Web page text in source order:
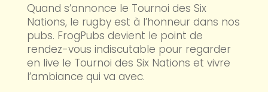
Quand s’annonce le Tournoi des Six
Nations, le rugby est à l’honneur dans nos
pubs. FrogPubs devient le point de
rendez-vous indiscutable pour regarder
en live le Tournoi des Six Nations et vivre
l’ambiance qui va avec.